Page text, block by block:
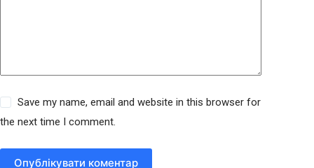
Save my name, email and website in this browser for
the next time I comment.
Опублікувати коментар